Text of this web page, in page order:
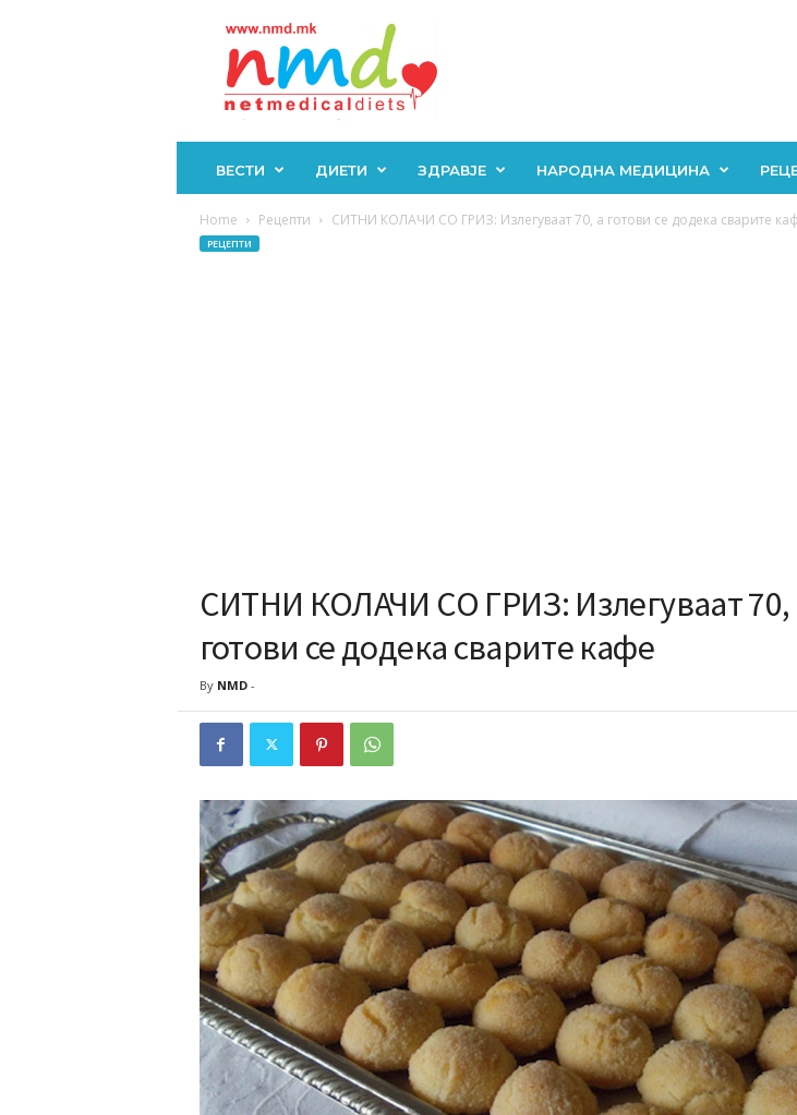
ВЕСТИ ДИЕТИ ЗДРАВЈЕ НАРОДНА МЕДИЦИНА
Home Рецепти СИТНИ КОЛАЧИ СО ГРИЗ: Излегуваат 70, а готови се додека сварите
РЕЦЕПТИ
СИТНИ КОЛАЧИ СО ГРИЗ: Излегуваат 70,
готови се додека сварите кафе
By NMD-